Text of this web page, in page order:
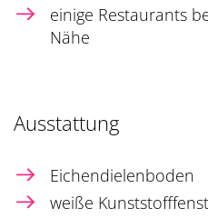
einige Restaurants
Nähe
Ausstattung
Eichendielenboden
weiße